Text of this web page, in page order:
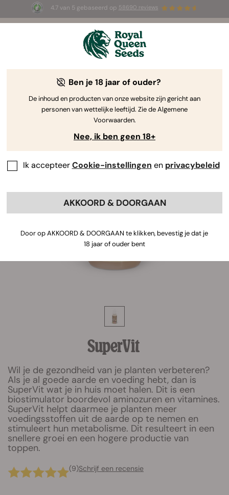
4.7 van 5 gebaseerd op 58690 reviews
☀️ Summer Sales: tot wel 50% korting
op geselecteerde producten! ⏤
SuperVit
Wil je de gezondheid van je planten verbeteren?
Als je al goede aarde en voeding hebt, dan is
SuperVit wat je in huis moet halen. Dit is een
biostimulator boordevol aminozuren en vitamines.
SuperVit helpt daarmee je planten meer
voedingsstoffen uit de aarde op te nemen en
stimuleert hun metabolisme. Dit resulteert in een
snellere groei en een hogere productie van
toppen.
(9)Schrijf een recensie
Ben je 18 jaar of ouder?
De inhoud en producten van onze website zijn gericht aan
personen van wettelijke leeftijd. Zie de Algemene
Voorwaarden.
Nee, ik ben geen 18+
Ik accepteerCookie-instellingen en privacybeleid
AKKOORD & DOORGAAN
Door op AKKOORD & DOORGAAN te klikken, bevestig je dat je
18 jaar of ouder bent